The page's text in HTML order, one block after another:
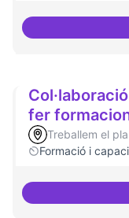
fer
Treballem el
Formació i